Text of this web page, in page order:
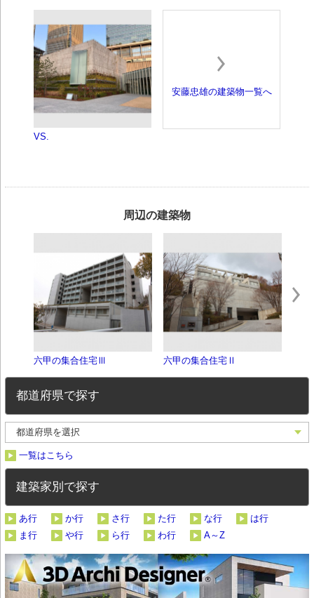
VS.
安藤忠雄の建築物一覧へ
周辺の建築物
六甲の集合住宅Ⅲ 六甲の集合住宅Ⅱ
都道府県で探す
一覧はこちら
建築家別で探す
あ行 か行 さ行 た行 な行
は行
ま行
や行 ら行 わ行 A～Z